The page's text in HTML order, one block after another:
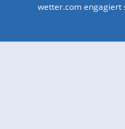
wetter.com engagiert